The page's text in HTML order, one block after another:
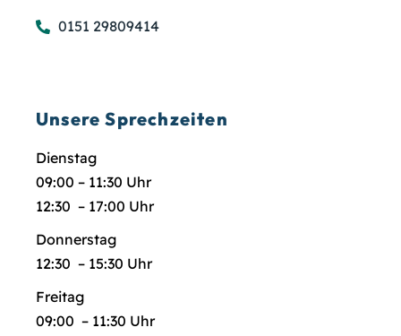
0151 29809414
Unsere Sprechzeiten
Dienstag
09:00 – 11:30 Uhr
12:30 – 17:00 Uhr
Donnerstag
12:30 – 15:30 Uhr
Freitag
09:00 – 11:30 Uhr